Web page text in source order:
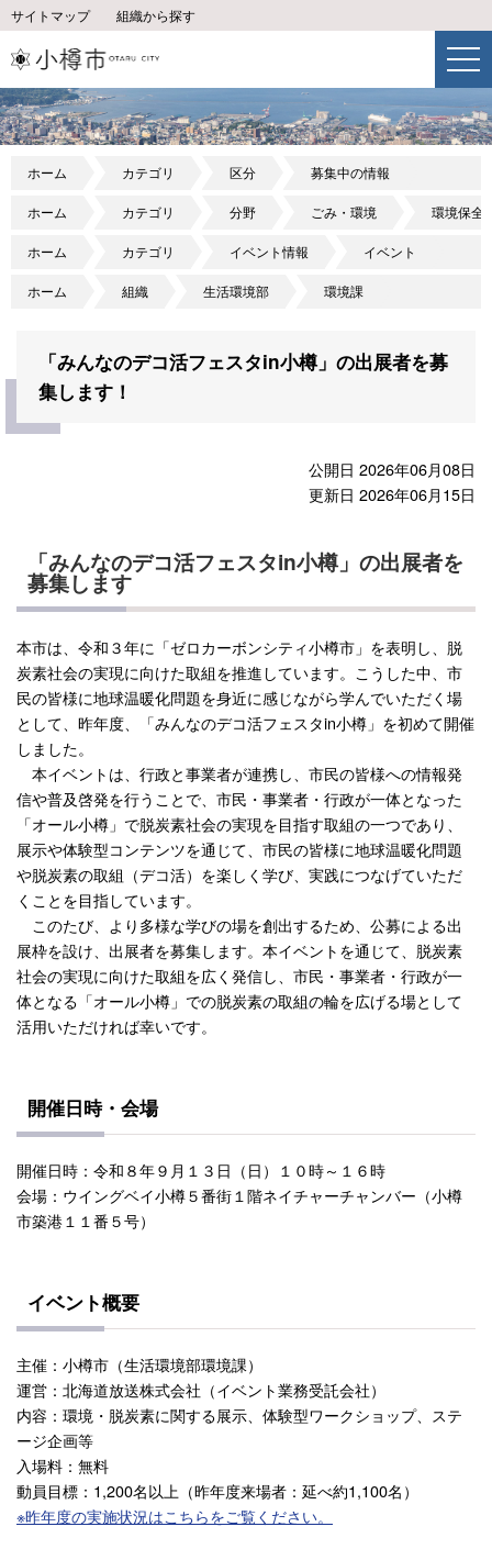
サイトマップ 組織から探す
ホーム カテゴリ 区分 募集中の情報
ホーム カテゴリ 分野 ごみ・環境 環境保全
ホーム カテゴリ イベント情報 イベント
ホーム 組織 生活環境部 環境課
「みんなのデコ活フェスタin小樽」の出展者を募
集します！
公開日 2026年06月08日
更新日 2026年06月15日
「みんなのデコ活フェスタin小樽」の出展者を
募集します
本市は、令和３年に「ゼロカーボンシティ小樽市」を表明し、脱
炭素社会の実現に向けた取組を推進しています。こうした中、市
民の皆様に地球温暖化問題を身近に感じながら学んでいただく場
として、昨年度、「みんなのデコ活フェスタin小樽」を初めて開催
しました。
本イベントは、行政と事業者が連携し、市民の皆様への情報発
信や普及啓発を行うことで、市民・事業者・行政が一体となった
「オール小樽」で脱炭素社会の実現を目指す取組の一つであり、
展示や体験型コンテンツを通じて、市民の皆様に地球温暖化問題
や脱炭素の取組（デコ活）を楽しく学び、実践につなげていただ
くことを目指しています。
このたび、より多様な学びの場を創出するため、公募による出
展枠を設け、出展者を募集します。本イベントを通じて、脱炭素
社会の実現に向けた取組を広く発信し、市民・事業者・行政が一
体となる「オール小樽」での脱炭素の取組の輪を広げる場として
活用いただければ幸いです。
開催日時・会場
開催日時：令和８年９月１３日（日）１０時～１６時
会場：ウイングベイ小樽５番街１階ネイチャーチャンバー（小樽
市築港１１番５号）
イベント概要
主催：小樽市（生活環境部環境課）
運営：北海道放送株式会社（イベント業務受託会社）
内容：環境・脱炭素に関する展示、体験型ワークショップ、ステ
ージ企画等
入場料：無料
動員目標：1,200名以上（昨年度来場者：延べ約1,100名）
※昨年度の実施状況はこちらをご覧ください。